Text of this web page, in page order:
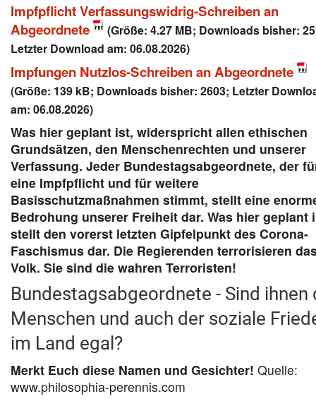
Impfpflicht Verfassungswidrig-Schreiben an
Abgeordnete
(Größe: 4.27 MB; Downloads bisher:
Letzter Download am: 06.08.2026)
Impfungen Nutzlos-Schreiben an Abgeordnete
(Größe: 139 kB; Downloads bisher: 2603; Letzter
am: 06.08.2026)
Was hier geplant ist, widerspricht allen ethischen
Grundsätzen, den Menschenrechten und unserer
Verfassung. Jeder Bundestagsabgeordnete, der
eine Impfpflicht und für weitere
Basisschutzmaßnahmen stimmt, stellt eine
Bedrohung unserer Freiheit dar. Was hier geplant
stellt den vorerst letzten Gipfelpunkt des Corona-
Faschismus dar. Die Regierenden terrorisieren
Volk. Sie sind die wahren Terroristen!
Bundestagsabgeordnete - Sind ihnen
Menschen und auch der soziale
im Land egal?
Merkt Euch diese Namen und Gesichter! Quelle:
www.philosophia-perennis.com